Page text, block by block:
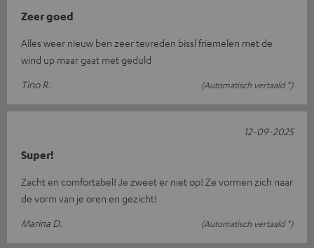
Zeer goed
Alles weer nieuw ben zeer tevreden bissl friemelen met de
wind up maar gaat met geduld
Tino R.
(Automatisch vertaald *)
Super!
Zacht en comfortabel! Je zweet er niet op! Ze vormen zich naar
de vorm van je oren en gezicht!
Marina D.
(Automatisch vertaald *)
12-09-2025